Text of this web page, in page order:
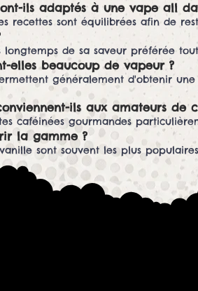
ils adaptés à une vape all
recettes sont équilibrées afin de
de sa saveur préférée
elles beaucoup de vapeur ?
généralement d'obtenir
ils aux amateurs de
caféinées gourmandes
la gamme ?
sont souvent les plus